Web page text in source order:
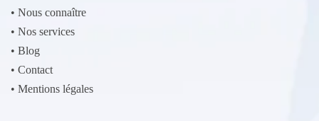
• Nous connaître
• Nos services
• Blog
• Contact
• Mentions légales